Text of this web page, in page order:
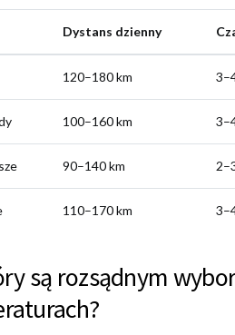
Dystans dzienny
120–180 km
100–160 km
90–140 km
110–170 km
są rozsądnym